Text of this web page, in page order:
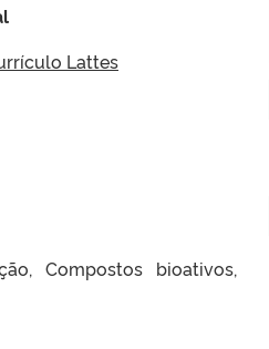
Lattes
Compostos bioativos,